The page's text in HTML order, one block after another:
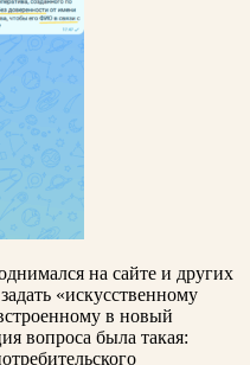
на сайте и других
«искусственному
в новый
вопроса была такая: